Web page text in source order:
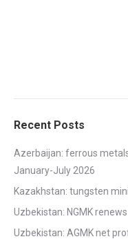
Recent Posts
Azerbaijan: ferrous
January-July 2026
Kazakhstan: tungsten
Uzbekistan: NGMK
Uzbekistan: AGMK net